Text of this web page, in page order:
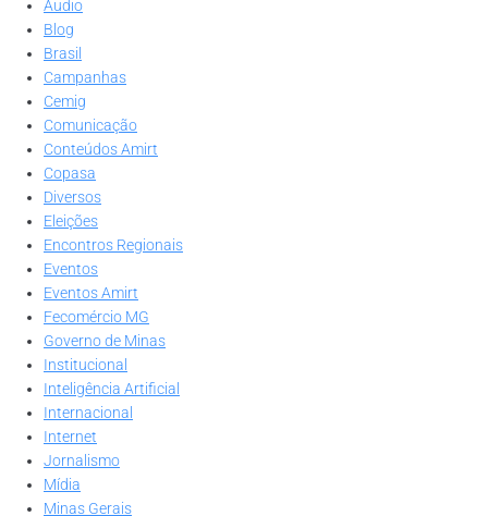
Áudio
Blog
Brasil
Campanhas
Cemig
Comunicação
Conteúdos Amirt
Copasa
Diversos
Eleições
Encontros Regionais
Eventos
Eventos Amirt
Fecomércio MG
Governo de Minas
Institucional
Inteligência Artificial
Internacional
Internet
Jornalismo
Mídia
Minas Gerais